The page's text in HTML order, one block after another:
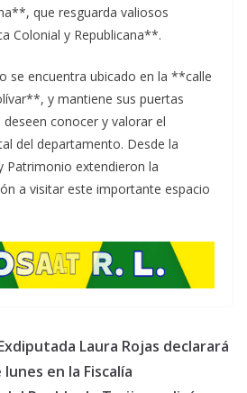
que resguarda valiosos
Colonial y Republicana**.
se encuentra ubicado en la **calle
y mantiene sus puertas
conocer y valorar el
del departamento. Desde la
Patrimonio extendieron la
a visitar este importante espacio
Exdiputada Laura Rojas declarará
en la Fiscalía